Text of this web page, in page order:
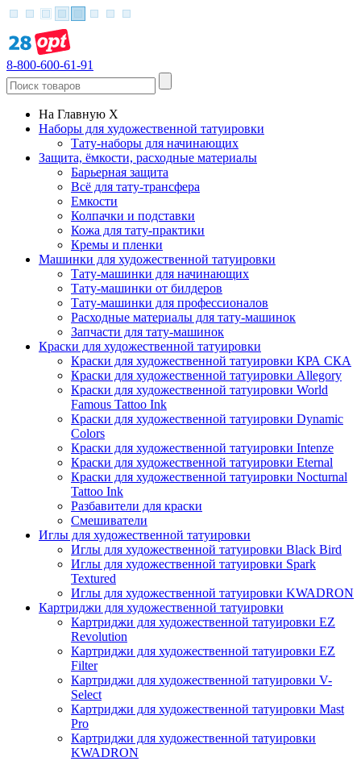
8-800-600-61-91
На Главную X
Наборы для художественной татуировки
Тату-наборы для начинающих
Защита, ёмкости, расходные материалы
Барьерная защита
Всё для тату-трансфера
Емкости
Колпачки и подставки
Кожа для тату-практики
Кремы и пленки
Машинки для художественной татуировки
Тату-машинки для начинающих
Тату-машинки от билдеров
Тату-машинки для профессионалов
Расходные материалы для тату-машинок
Запчасти для тату-машинок
Краски для художественной татуировки
Краски для художественной татуировки КРА СКА
Краски для художественной татуировки Allegory
Краски для художественной татуировки World
Famous Tattoo Ink
Краски для художественной татуировки Dynamic
Colors
Краски для художественной татуировки Intenze
Краски для художественной татуировки Eternal
Краски для художественной татуировки Nocturnal
Tattoo Ink
Разбавители для краски
Смешиватели
Иглы для художественной татуировки
Иглы для художественной татуировки Black Bird
Иглы для художественной татуировки Spark
Textured
Иглы для художественной татуировки KWADRON
Картриджи для художественной татуировки
Картриджи для художественной татуировки EZ
Revolution
Картриджи для художественной татуировки EZ
Filter
Картриджи для художественной татуировки V-
Select
Картриджи для художественной татуировки Mast
Pro
Картриджи для художественной татуировки
KWADRON